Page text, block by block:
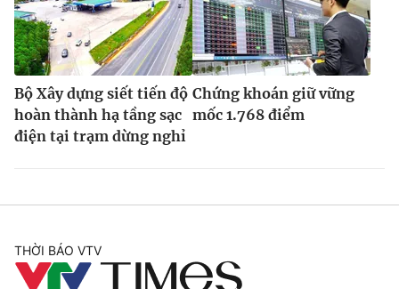
Bộ Xây dựng siết tiến độ
hoàn thành hạ tầng sạc
điện tại trạm dừng nghỉ
Chứng khoán giữ vững
mốc 1.768 điểm
THỜI BÁO VTV